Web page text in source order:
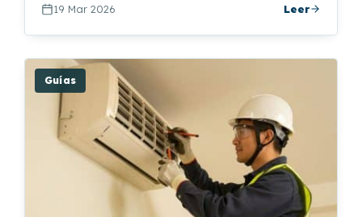
19 Mar 2026 Leer
Guías